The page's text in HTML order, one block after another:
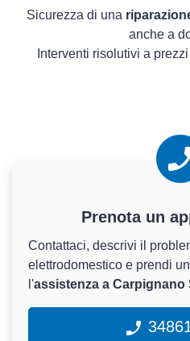
Sicurezza di una
anche a
Interventi risolutivi a
Prenota un
Contattaci, descrivi il
elettrodomestico e prendi
l'assistenza a Carpignano